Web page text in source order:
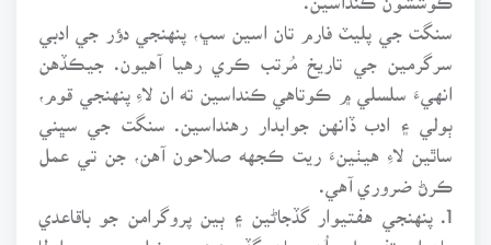
سنگت جي پليٽ فارم تان اسين سڀ، پنهنجي دؤر جي ادبي
سرگرمين جي تاريخ مُرتب ڪري رهيا آهيون. جيڪڏهن
انهيءَ سلسلي ۾ ڪوتاهي ڪنداسين ته ان لاءِ پنهنجي قوم،
ٻولي ۽ ادب ڏانهن جوابدار رهنداسين. سنگت جي سڀني
ساٿين لاءِ هيٺينءَ ريت ڪجهه صلاحون آهن، جن تي عمل
ڪرڻ ضروري آهي.
1. پنهنجي هفتيوار گڏجاڻين ۽ ٻين پروگرامن جو باقاعدي
ماهوار تفصيل، اُن سان گڏ پنهنجي ضلعي جي رابطا